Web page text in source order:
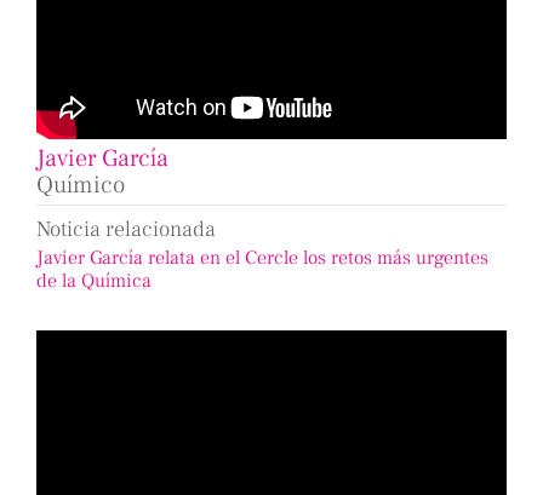
Javier García
Químico
Noticia relacionada
Javier García relata en el Cercle los retos más urgentes
de la Química